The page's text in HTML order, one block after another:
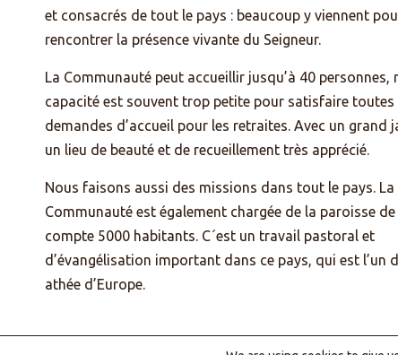
et consacrés de tout le pays : beaucoup y viennent
rencontrer la présence vivante du Seigneur.
La Communauté peut accueillir jusqu’à 40 personnes,
capacité est souvent trop petite pour satisfaire toutes
demandes d’accueil pour les retraites. Avec un grand
un lieu de beauté et de recueillement très apprécié.
Nous faisons aussi des missions dans tout le pays. La
Communauté est également chargée de la paroisse
compte 5000 habitants. C´est un travail pastoral et
d’évangélisation important dans ce pays, qui est l’un
athée d’Europe.